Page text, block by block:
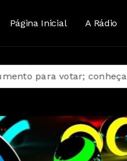
Página Inicial A Rádio
conheça outras